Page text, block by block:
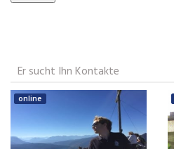
Er sucht Ihn Kontakte
online